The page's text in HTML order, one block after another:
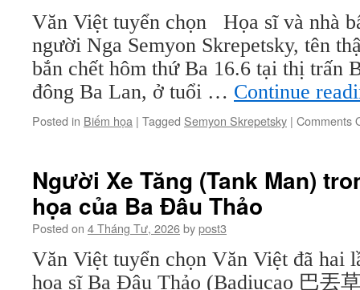
Văn Việt tuyển chọn Họa sĩ và nhà
người Nga Semyon Skrepetsky, tên
bắn chết hôm thứ Ba 16.6 tại thị trấn
đông Ba Lan, ở tuổi … Continue
Posted in Biếm họa | Tagged Semyon Skrepetsky | Comments
Người Xe Tăng (Tank Man)
họa của Ba Đâu Thảo
Posted on 4 Tháng Tư, 2026bypost3
Văn Việt tuyển chọn Văn Việt đã hai
họa sĩ Ba Đâu Thảo (Badiucao 巴丟